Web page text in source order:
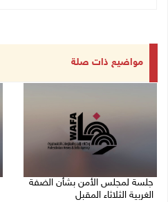
مواضيع ذات صلة
جلسة لمجلس الأمن بشأن الضفة
الغربية الثلاثاء المقبل